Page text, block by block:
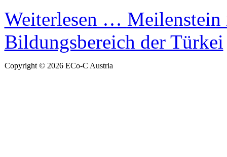
Weiterlesen … Meilenstein
Bildungsbereich der Türkei
Copyright © 2026 ECo-C Austria